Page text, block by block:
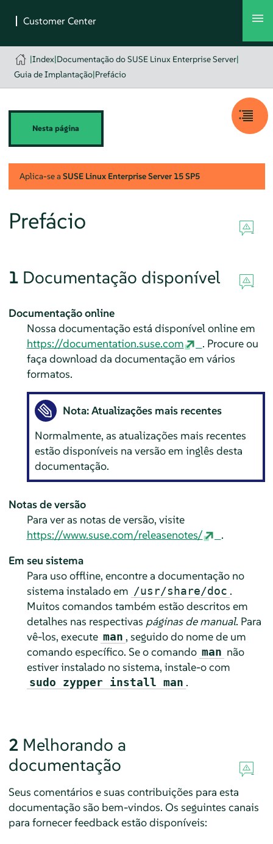
|Index|Documentação do SUSE Linux Enterprise Server|
Guia de Implantação|Prefácio
Nesta página
Aplica-se aSUSE Linux Enterprise Server 15 SP5
Prefácio
1 Documentação disponível
Documentação online
Nossa documentação está disponível online em
https://documentation.suse.com
. Procure ou
faça download da documentação em vários
formatos.
Nota: Atualizações mais recentes
Normalmente, as atualizações mais recentes
estão disponíveis na versão em inglês desta
documentação.
Notas de versão
Para ver as notas de versão, visite
https://www.suse.com/releasenotes/
.
Em seu sistema
Para uso offline, encontre a documentação no
sistema instalado em /usr/share/doc .
Muitos comandos também estão descritos em
detalhes nas respectivas páginas de manual. Para
vê-los, execute man , seguido do nome de um
comando específico. Se o comando man não
estiver instalado no sistema, instale-o com
sudo zypper install man .
2 Melhorando a
documentação
Seus comentários e suas contribuições para esta
documentação são bem-vindos. Os seguintes canais
para fornecer feedback estão disponíveis: